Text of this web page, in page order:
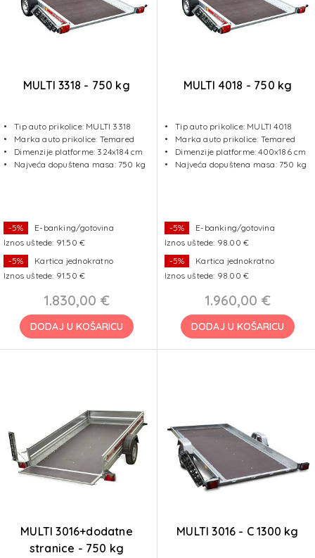
MULTI 3318 - 750 kg
Tip auto prikolice: MULTI 3318
Marka auto prikolice: Temared
Dimenzije platforme: 324x184 cm
Najveća dopuštena masa: 750 kg
-5%
E-banking/gotovina
Iznos uštede: 91.50 €
-5%
Kartica jednokratno
Iznos uštede: 91.50 €
1.830,00 €
DODAJ U KOŠARICU
MULTI 4018 - 750 kg
Tip auto prikolice: MULTI 4018
Marka auto prikolice: Temared
Dimenzije platforme: 400x186 cm
Najveća dopuštena masa: 750 kg
-5%
E-banking/gotovina
Iznos uštede: 98.00 €
-5%
Kartica jednokratno
Iznos uštede: 98.00 €
1.960,00 €
DODAJ U KOŠARICU
MULTI 3016+dodatne
stranice - 750 kg
MULTI 3016 - C 1300 kg